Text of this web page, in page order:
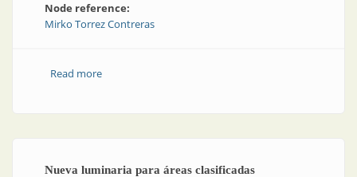
Node reference:
Mirko Torrez Contreras
Read moreabout Una (no tan breve) historia de los estándares
Nueva luminaria para áreas clasificadas